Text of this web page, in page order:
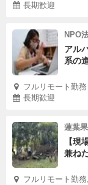
長期歓迎
NPO
アル
系の
フルリモート勤務
長期歓迎
蓮葉
【現
兼ね
フルリモート勤